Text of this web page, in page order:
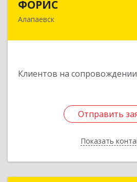
ФОРИС
Алапаевск
Клиентов на сопровождении
Отправить
Показать
624601, Свердловская обл,
Отправить
Назад